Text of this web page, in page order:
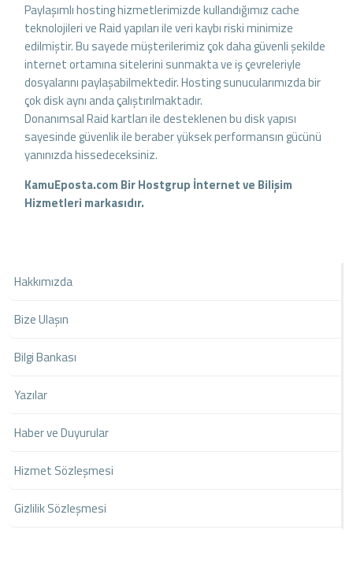
Paylaşımlı hosting hizmetlerimizde kullandığımız cache
teknolojileri ve Raid yapıları ile veri kaybı riski minimize
edilmiştir. Bu sayede müşterilerimiz çok daha güvenli şekilde
internet ortamına sitelerini sunmakta ve iş çevreleriyle
dosyalarını paylaşabilmektedir. Hosting sunucularımızda bir
çok disk aynı anda çalıştırılmaktadır.
Donanımsal Raid kartları ile desteklenen bu disk yapısı
sayesinde güvenlik ile beraber yüksek performansın gücünü
yanınızda hissedeceksiniz.
KamuEposta.com Bir Hostgrup İnternet ve Bilişim
Hizmetleri markasıdır.
Hakkımızda
Bize Ulaşın
Bilgi Bankası
Yazılar
Haber ve Duyurular
Hizmet Sözleşmesi
Gizlilik Sözleşmesi